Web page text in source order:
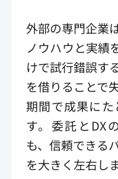
外部の専門企業
ノウハウと実績
けで試行錯誤す
を借りることで
期間で成果に
す。委託とDX
も、信頼できる
を大きく左右しま